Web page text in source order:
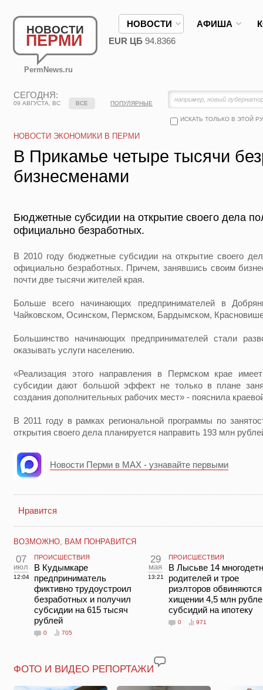
НОВОСТИ
ПЕРМИ
PermNews.ru
НОВОСТИ АФИША
EUR ЦБ 94.8366
СЕГОДНЯ:
09 АВГУСТА, ВС
ИСКАТЬ ТОЛЬКО В ЭТОЙ
ВСЕ ПОПУЛЯРНЫЕ
НОВОСТИ ЭКОНОМИКИ В ПЕРМИ
В Прикамье четыре тысячи
бизнесменами
Бюджетные субсидии на открытие своего дела
официально безработных.
В 2010 году бюджетные субсидии на открытие своего
официально безработных. Причем, занявшись своим
почти две тысячи жителей края.
Больше всего начинающих предпринимателей в
Чайковском, Осинском, Пермском, Бардымском,
Большинство начинающих предпринимателей стали
оказывать услуги населению.
«Реализация этого направления в Пермском крае
субсидии дают большой эффект не только в плане
создания дополнительных рабочих мест» - пояснила
В 2011 году в рамках региональной программы по
открытия своего дела планируется направить 193 млн
Новости Перми в MAX - узнавайте первыми
Нравится
ВОЗМОЖНО, ВАМ ПОНРАВИТСЯ
07
июл
12:04
ПРОИСШЕСТВИЯ
В Кудымкаре
предприниматель
фиктивно трудоустроил
безработных и получил
субсидии на 615 тысяч
рублей
0 705
29
мая
13:21
ПРОИСШЕСТВИЯ
В Лысьве 14
родителей и трое
риэлторов
хищении 4,5 млн
субсидий на ипотеку
0 971
ФОТО И ВИДЕО РЕПОРТАЖИ